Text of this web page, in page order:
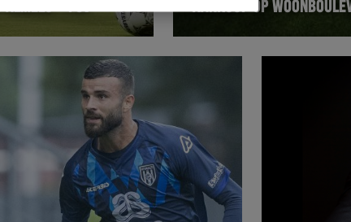
ALMELO – PSV
AANKOOP OP